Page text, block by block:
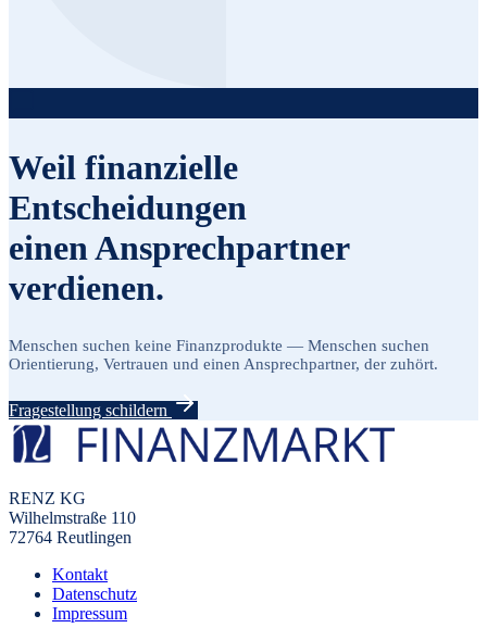
Weil finanzielle
Entscheidungen
einen Ansprechpartner
verdienen.
Menschen suchen keine Finanzprodukte — Menschen suchen
Orientierung, Vertrauen und einen Ansprechpartner, der zuhört.
Fragestellung schildern
RENZ KG
Wilhelmstraße 110
72764 Reutlingen
Kontakt
Datenschutz
Impressum